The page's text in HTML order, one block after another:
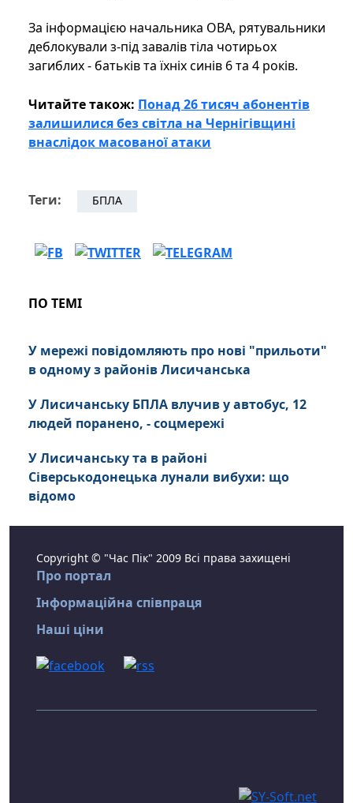
За інформацією начальника ОВА, рятувальники
деблокували з-під завалів тіла чотирьох
загиблих - батьків та їхніх синів 6 та 4 років.
Читайте також: Понад 26 тисяч абонентів
залишилися без світла на Чернігівщині
внаслідок масованої атаки
Теги: БПЛА
ПО ТЕМІ
У мережі повідомляють про нові "прильоти"
в одному з районів Лисичанська
У Лисичанську БПЛА влучив у автобус, 12
людей поранено, - соцмережі
У Лисичанську та в районі
Сіверськодонецька лунали вибухи: що
відомо
Copyright © "Час Пік" 2009 Всі права захищені
Про портал
Інформаційна співпраця
Наші ціни